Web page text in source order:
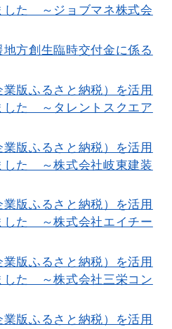
した ～ジョブマネ株式会
方創生臨時交付金に係る
版ふるさと納税）を活用
した ～タレントスクエア
版ふるさと納税）を活用
した ～株式会社岐東建装
版ふるさと納税）を活用
した ～株式会社エイチー
版ふるさと納税）を活用
した ～株式会社三栄コン
版ふるさと納税）を活用